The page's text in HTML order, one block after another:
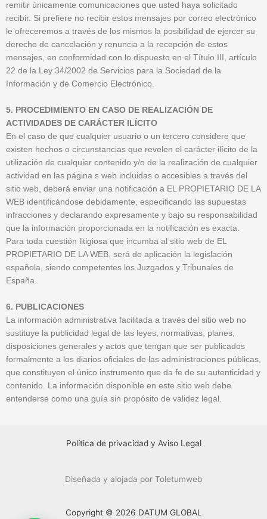
remitir únicamente comunicaciones que usted haya solicitado
recibir. Si prefiere no recibir estos mensajes por correo electrónico
le ofreceremos a través de los mismos la posibilidad de ejercer su
derecho de cancelación y renuncia a la recepción de estos
mensajes, en conformidad con lo dispuesto en el Título III, artículo
22 de la Ley 34/2002 de Servicios para la Sociedad de la
Información y de Comercio Electrónico.
5. PROCEDIMIENTO EN CASO DE REALIZACIÓN DE
ACTIVIDADES DE CARÁCTER ILÍCITO
En el caso de que cualquier usuario o un tercero considere que
existen hechos o circunstancias que revelen el carácter ilícito de la
utilización de cualquier contenido y/o de la realización de cualquier
actividad en las página s web incluidas o accesibles a través del
sitio web, deberá enviar una notificación a EL PROPIETARIO DE LA
WEB identificándose debidamente, especificando las supuestas
infracciones y declarando expresamente y bajo su responsabilidad
que la información proporcionada en la notificación es exacta.
Para toda cuestión litigiosa que incumba al sitio web de EL
PROPIETARIO DE LA WEB, será de aplicación la legislación
española, siendo competentes los Juzgados y Tribunales de
España.
6. PUBLICACIONES
La información administrativa facilitada a través del sitio web no
sustituye la publicidad legal de las leyes, normativas, planes,
disposiciones generales y actos que tengan que ser publicados
formalmente a los diarios oficiales de las administraciones públicas,
que constituyen el único instrumento que da fe de su autenticidad y
contenido. La información disponible en este sitio web debe
entenderse como una guía sin propósito de validez legal.
Política de privacidad y Aviso Legal
Diseñada y alojada por Toletumweb
Copyright © 2026 DATUM GLOBAL